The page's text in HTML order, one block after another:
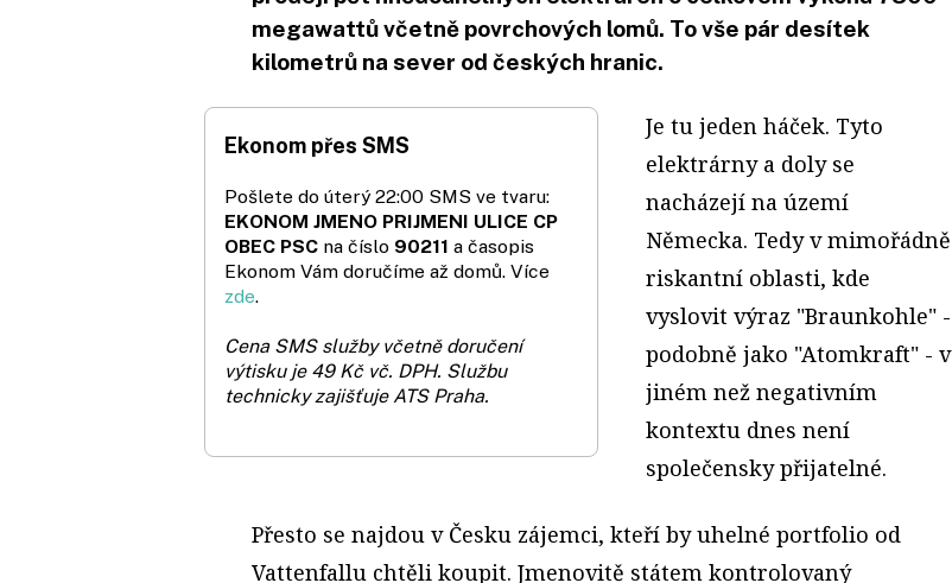
megawattů včetně povrchových lomů. To vše pár desítek
kilometrů na sever od českých hranic.
Ekonom přes SMS
Pošlete do úterý 22:00 SMS ve tvaru:
EKONOM JMENO PRIJMENI ULICE CP
OBEC PSC na číslo 90211 a časopis
Ekonom Vám doručíme až domů. Více
zde.
Cena SMS služby včetně doručení
výtisku je 49 Kč vč. DPH. Službu
technicky zajišťuje ATS Praha.
Je tu jeden háček. Tyto
elektrárny a doly se
nacházejí na území
Německa. Tedy v mimořádně
riskantní oblasti, kde
vyslovit výraz "Braunkohle" -
podobně jako "Atomkraft" - v
jiném než negativním
kontextu dnes není
společensky přijatelné.
Přesto se najdou v Česku zájemci, kteří by uhelné portfolio od
Vattenfallu chtěli koupit. Jmenovitě státem kontrolovaný